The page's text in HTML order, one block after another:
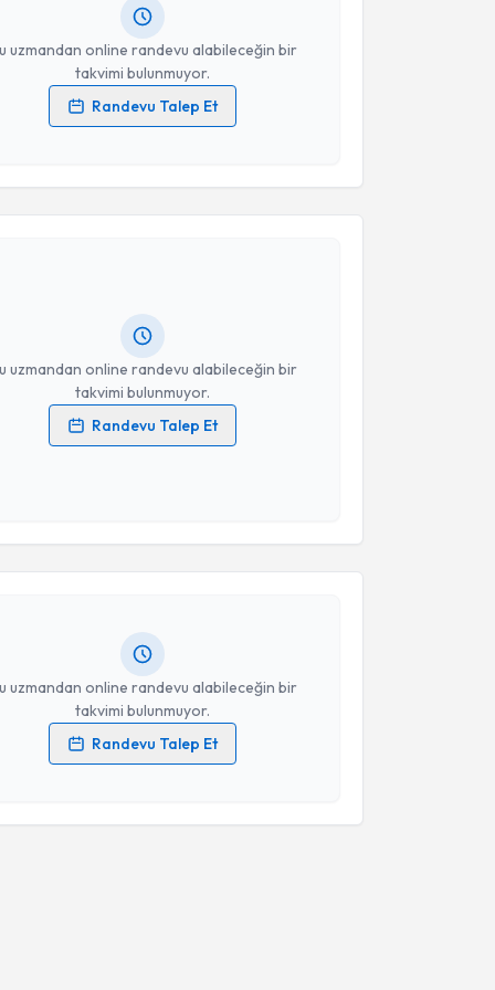
uzmandan online randevu alabileceğin bir
takvimi bulunmuyor.
Randevu Talep Et
verilerimin işlenmesine ilişkinAydınlatma Metni
uzmandan online randevu alabileceğin bir
takvimi bulunmuyor.
Randevu Talep Et
verilerimin işlenmesine ilişkinAydınlatma Metni
uzmandan online randevu alabileceğin bir
takvimi bulunmuyor.
Randevu Talep Et
Aslan Aybariçin randevu takvimi talebi oluşturun.
randevu almanız için bir takvim
verilerimin işlenmesine ilişkinAydınlatma Metni